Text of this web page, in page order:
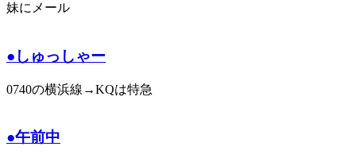
妹にメール
●しゅっしゃー
0740の横浜線→KQは特急
●午前中